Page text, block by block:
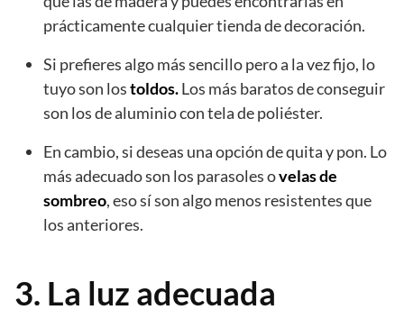
prácticamente cualquier tienda de decoración.
Si prefieres algo más sencillo pero a la vez fijo, lo
tuyo son lostoldos.Los más baratos de conseguir
son los de aluminio con tela de poliéster.
En cambio, si deseas una opción de quita y pon. Lo
más adecuado son los parasoles ovelas de
sombreo, eso sí son algo menos resistentes que
los anteriores.
3. La luz adecuada